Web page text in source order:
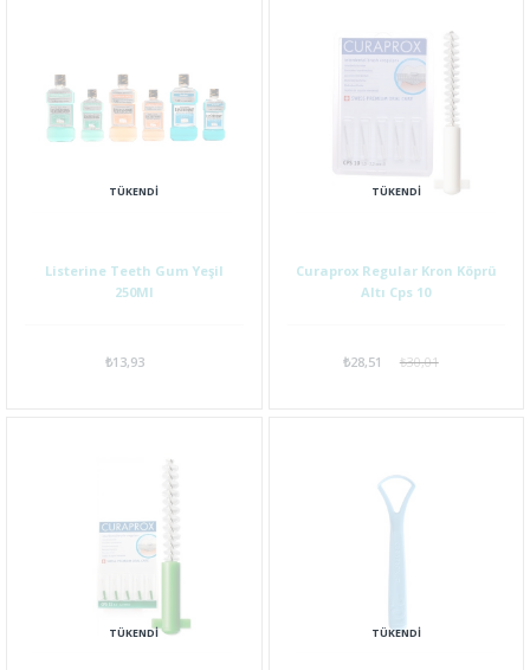
TÜKENDI
Listerine Teeth Gum Yeşil
250Ml
₺13,93
TÜKENDI
Curaprox Regular Kron Köprü
Altı Cps 10
₺28,51 ₺30,01
TÜKENDI TÜKENDI